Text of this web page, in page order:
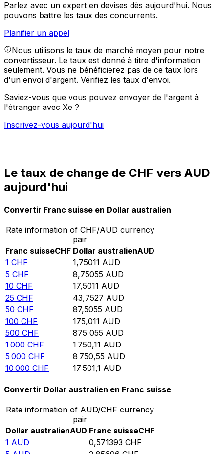
Parlez avec un expert en devises dès aujourd'hui. Nous
pouvons battre les taux des concurrents.
Planifier un appel
Nous utilisons le taux de marché moyen pour notre
convertisseur. Le taux est donné à titre d'information
seulement. Vous ne bénéficierez pas de ce taux lors
d'un envoi d'argent. Vérifiez les taux d'envoi.
Saviez-vous que vous pouvez envoyer de l'argent à
l'étranger avec Xe ?
Inscrivez-vous aujourd'hui
Le taux de change de CHF vers AUD
aujourd'hui
Convertir Franc suisse en Dollar australien
Rate information of CHF/AUD currency
pair
Franc suisseCHF Dollar australienAUD
1 CHF 1,75011 AUD
5 CHF 8,75055 AUD
10 CHF 17,5011 AUD
25 CHF 43,7527 AUD
50 CHF 87,5055 AUD
100 CHF 175,011 AUD
500 CHF 875,055 AUD
1 000 CHF 1 750,11 AUD
5 000 CHF 8 750,55 AUD
10 000 CHF 17 501,1 AUD
Convertir Dollar australien en Franc suisse
Rate information of AUD/CHF currency
pair
Dollar australienAUD Franc suisseCHF
1 AUD 0,571393 CHF